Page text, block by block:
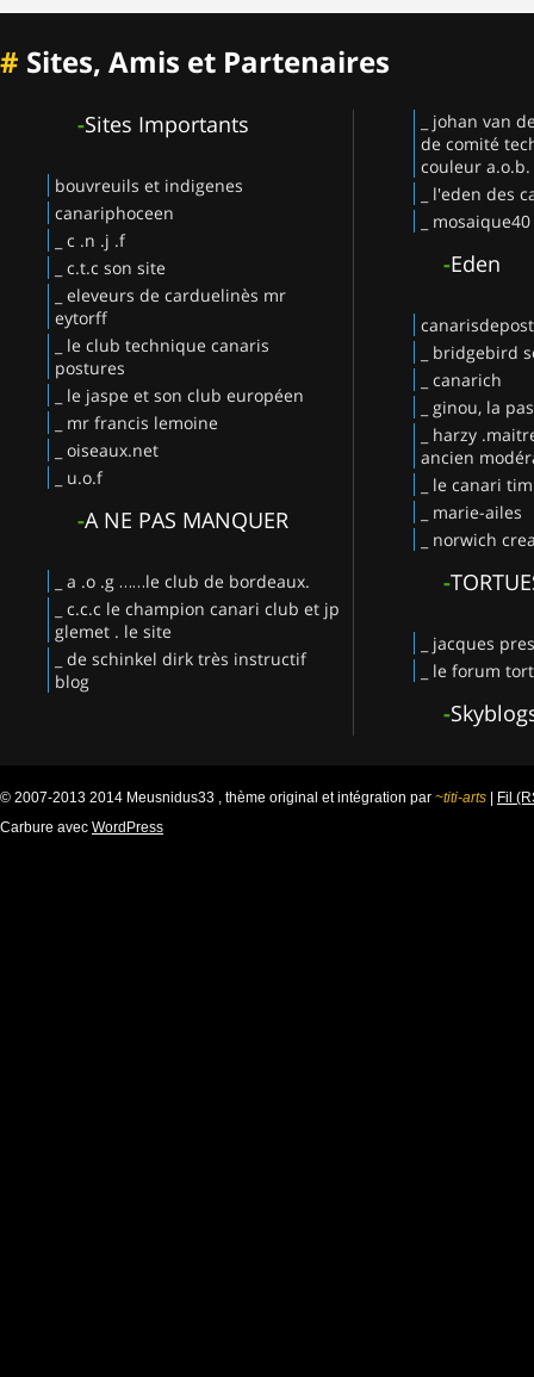
# Sites, Amis et Partenaires
-Sites Importants
bouvreuils et indigenes
canariphoceen
_ c .n .j .f
_ c.t.c son site
_ eleveurs de carduelinès mr
eytorff
_ le club technique canaris
postures
_ le jaspe et son club européen
_ mr francis lemoine
_ oiseaux.net
_ u.o.f
-A NE PAS MANQUER
_ a .o .g ……le club de bordeaux.
_ c.c.c le champion canari club et jp
glemet . le site
_ de schinkel dirk très instructif
blog
_ johan van
de comité
couleur a.o.b.
_ l'eden des
_ mosaique40
-Eden
_ bridgebird
_ canarich
_ ginou, la
_ harzy
ancien
_ le canari
_ marie-ailes
_ norwich
-
_ jacques
_ le forum
-
© 2007-2013 2014 Meusnidus33 , thème original et intégration par ~titi-arts | Fil
Carbure avec WordPress